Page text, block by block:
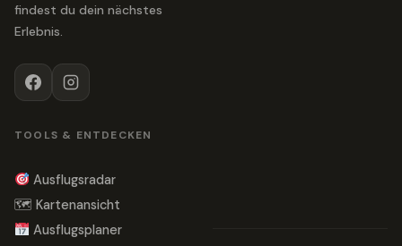
findest du dein nächstes
Erlebnis.
TOOLS & ENTDECKEN
Ausflugsradar
🗺 Kartenansicht
Ausflugsplaner